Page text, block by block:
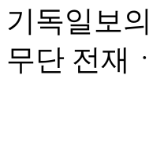
기독일보
무단 전재